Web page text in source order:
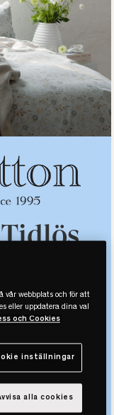
i centrum skapar
till
med
detaljer i
vår webbplats och för att
eller uppdatera dina val
och Cookies
inställningar
alla cookies